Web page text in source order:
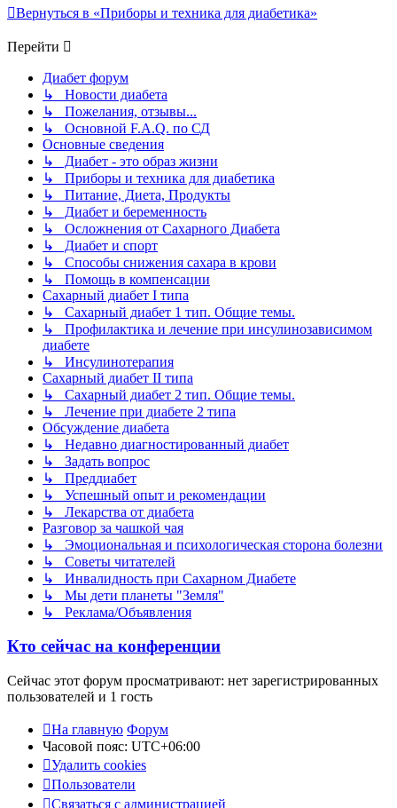
Вернуться в «Приборы и техника для диабетика»
Перейти
Диабет форум
↳ Новости диабета
↳ Пожелания, отзывы...
↳ Основной F.A.Q. по СД
Основные сведения
↳ Диабет - это образ жизни
↳ Приборы и техника для диабетика
↳ Питание, Диета, Продукты
↳ Диабет и беременность
↳ Осложнения от Сахарного Диабета
↳ Диабет и спорт
↳ Способы снижения сахара в крови
↳ Помощь в компенсации
Сахарный диабет I типа
↳ Сахарный диабет 1 тип. Общие темы.
↳ Профилактика и лечение при инсулинозависимом
диабете
↳ Инсулинотерапия
Сахарный диабет II типа
↳ Сахарный диабет 2 тип. Общие темы.
↳ Лечение при диабете 2 типа
Обсуждение диабета
↳ Недавно диагностированный диабет
↳ Задать вопрос
↳ Преддиабет
↳ Успешный опыт и рекомендации
↳ Лекарства от диабета
Разговор за чашкой чая
↳ Эмоциональная и психологическая сторона болезни
↳ Советы читателей
↳ Инвалидность при Сахарном Диабете
↳ Мы дети планеты "Земля"
↳ Реклама/Объявления
Кто сейчас на конференции
Сейчас этот форум просматривают: нет зарегистрированных
пользователей и 1 гость
На главную Форум
Часовой пояс: UTC+06:00
Удалить cookies
Пользователи
Связаться с администрацией